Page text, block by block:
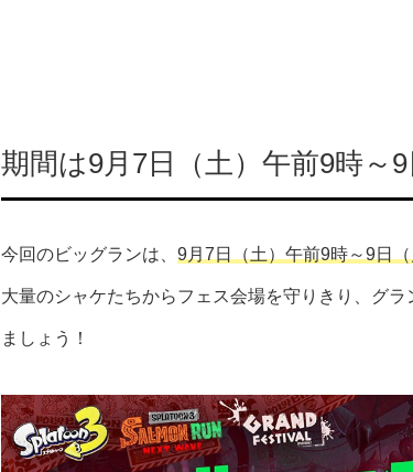
期間は9月7日（土）午前9時～
今回のビッグランは、 9月7日（土）午前9時～9日
大量のシャケたちからフェス会場を守りきり、グ
ましょう！